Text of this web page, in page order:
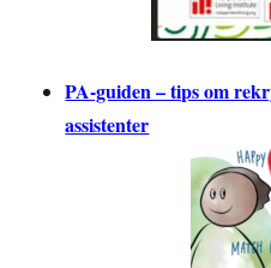
PA-guiden – tips om
assistenter